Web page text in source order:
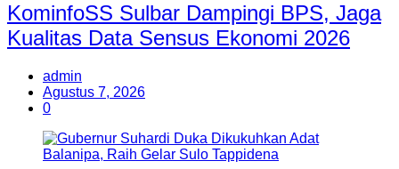
KominfoSS Sulbar Dampingi BPS, Jaga
Kualitas Data Sensus Ekonomi 2026
admin
Agustus 7, 2026
0